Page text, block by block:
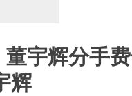
董宇辉分手
辉